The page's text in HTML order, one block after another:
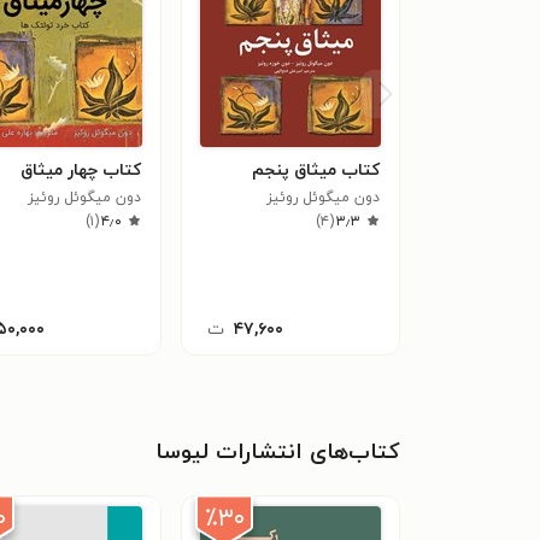
کتاب میثاق پنجم
دون میگوئل روئ‍ی‍ز‌
۳٫۳(۴)
۴۷,۶۰۰ ت
کتاب چهار میثاق
دون میگوئل روئ‍ی‍ز‌
۴٫۰(۱)
کتاب‌های انتشارات لیوسا
٪۳۰